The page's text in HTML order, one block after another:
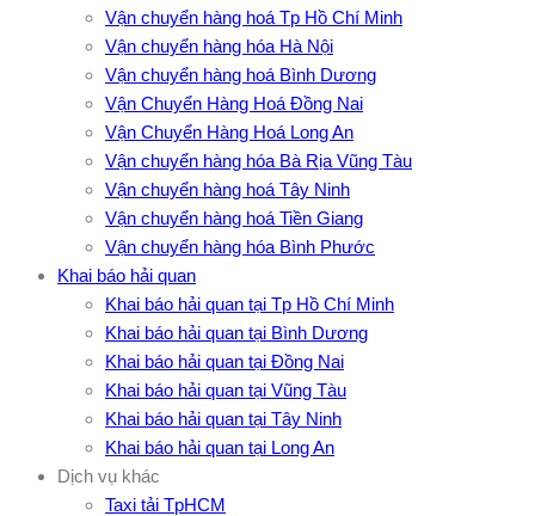
Vận chuyển hàng hoá Tp Hồ Chí Minh
Vận chuyển hàng hóa Hà Nội
Vận chuyển hàng hoá Bình Dương
Vận Chuyển Hàng Hoá Đồng Nai
Vận Chuyển Hàng Hoá Long An
Vận chuyển hàng hóa Bà Rịa Vũng Tàu
Vận chuyển hàng hoá Tây Ninh
Vận chuyển hàng hoá Tiền Giang
Vận chuyển hàng hóa Bình Phước
Khai báo hải quan
Khai báo hải quan tại Tp Hồ Chí Minh
Khai báo hải quan tại Bình Dương
Khai báo hải quan tại Đồng Nai
Khai báo hải quan tại Vũng Tàu
Khai báo hải quan tại Tây Ninh
Khai báo hải quan tại Long An
Dịch vụ khác
Taxi tải TpHCM